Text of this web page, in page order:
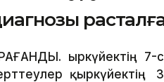
Қыркүйектің 7-
қыркүйектің